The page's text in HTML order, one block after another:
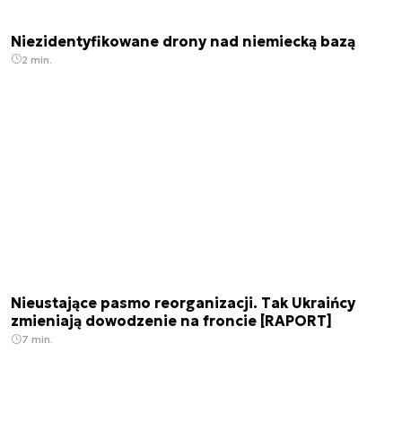
Niezidentyfikowane drony nad niemiecką bazą
2 min.
Nieustające pasmo reorganizacji. Tak Ukraińcy
zmieniają dowodzenie na froncie [RAPORT]
7 min.